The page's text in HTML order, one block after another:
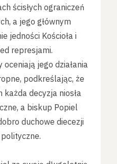
ścisłych ograniczeń
a jego głównym
jedności Kościoła i
represjami.
oceniają jego działania
podkreślając, że
decyzja niosła
a biskup Popiel
duchowe diecezji